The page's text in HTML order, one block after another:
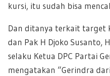
kursi, itu sudah bisa
Dan ditanya terkait target
dan Pak H Djoko Susanto,
selaku Ketua DPC Partai
mengatakan “Gerindra